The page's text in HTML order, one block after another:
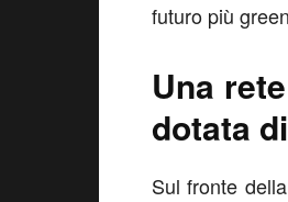
futuro più
Una
dotata
Sul fronte